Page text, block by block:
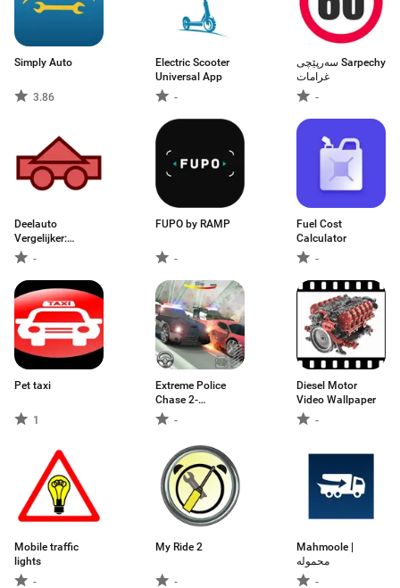
Simply Auto
3.86
Electric Scooter
Universal App
-
سەرپێچی Sarpechy
غرامات
-
Deelauto
Vergelijker:
Huurauto
-
FUPO by RAMP
-
Fuel Cost
Calculator
-
Pet taxi
1
Extreme Police
Chase 2-
Impossible Stunt
Car Racing
-
Diesel Motor
Video Wallpaper
-
Mobile traffic
lights
-
My Ride 2
-
Mahmoole |
محموله
-